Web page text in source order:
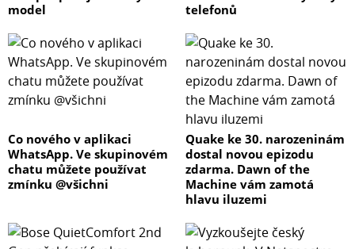
model
telefonů
Co nového v aplikaci
WhatsApp. Ve skupinovém
chatu můžete používat
zmínku @všichni
Quake ke 30. narozeninám
dostal novou epizodu
zdarma. Dawn of the
Machine vám zamotá
hlavu iluzemi